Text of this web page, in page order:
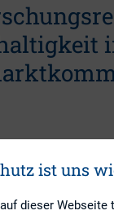
ist uns
dieser Webseite